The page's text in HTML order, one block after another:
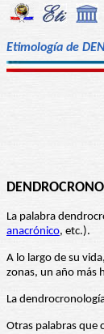
Etimología de
La palabra
anacrónico, etc.).
A lo largo de su
zonas, un año más
La
Otras palabras que